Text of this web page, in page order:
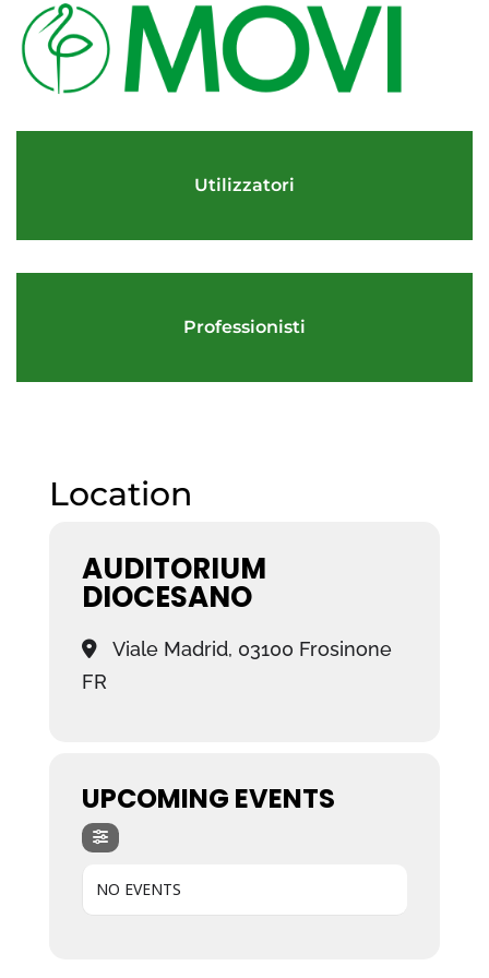
Utilizzatori
Professionisti
Location
AUDITORIUM
DIOCESANO
Viale Madrid, 03100 Frosinone
FR
UPCOMING EVENTS
NO EVENTS